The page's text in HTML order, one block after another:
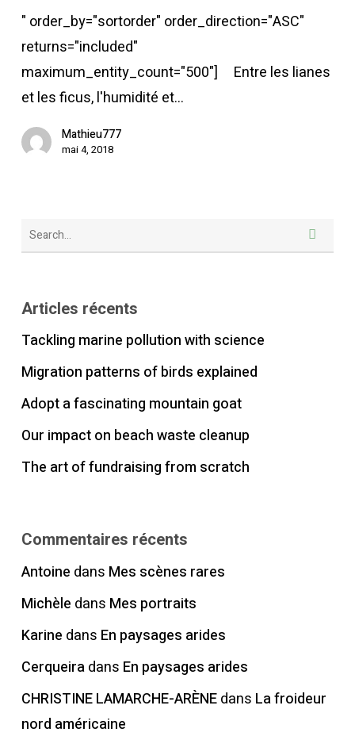
" order_by="sortorder" order_direction="ASC"
returns="included"
maximum_entity_count="500"] Entre les lianes
et les ficus, l'humidité et…
Mathieu777
mai 4, 2018
Articles récents
Tackling marine pollution with science
Migration patterns of birds explained
Adopt a fascinating mountain goat
Our impact on beach waste cleanup
The art of fundraising from scratch
Commentaires récents
Antoine dans Mes scènes rares
Michèle dans Mes portraits
Karine dans En paysages arides
Cerqueiradans En paysages arides
CHRISTINE LAMARCHE-ARÈNEdans La froideur
nord américaine